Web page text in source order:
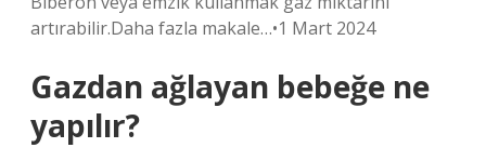
artırabilir.Daha fazla makale…•1 Mart 2024
Gazdan ağlayan bebeğe ne
yapılır?